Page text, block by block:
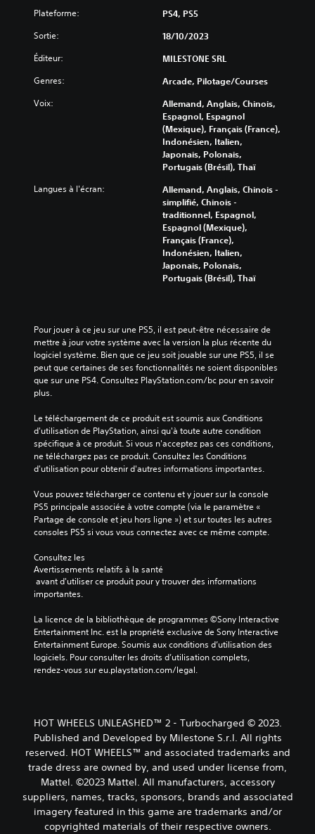
Plateforme: PS4, PS5
Sortie: 18/10/2023
Éditeur: MILESTONE SRL
Genres: Arcade, Pilotage/Courses
Voix:
Allemand, Anglais, Chinois,
Espagnol, Espagnol
(Mexique), Français (France),
Indonésien, Italien,
Japonais, Polonais,
Portugais (Brésil), Thaï
Langues à l'écran:
Allemand, Anglais, Chinois -
simplifié, Chinois -
traditionnel, Espagnol,
Espagnol (Mexique),
Français (France),
Indonésien, Italien,
Japonais, Polonais,
Portugais (Brésil), Thaï
Pour jouer à ce jeu sur une PS5, il est peut-être nécessaire de
mettre à jour votre système avec la version la plus récente du
logiciel système. Bien que ce jeu soit jouable sur une PS5, il se
peut que certaines de ses fonctionnalités ne soient disponibles
que sur une PS4. Consultez PlayStation.com/bc pour en savoir
plus.
Le téléchargement de ce produit est soumis aux Conditions
d'utilisation de PlayStation, ainsi qu'à toute autre condition
spécifique à ce produit. Si vous n'acceptez pas ces conditions,
ne téléchargez pas ce produit. Consultez les Conditions
d'utilisation pour obtenir d'autres informations importantes.
Vous pouvez télécharger ce contenu et y jouer sur la console
PS5 principale associée à votre compte (via le paramètre «
Partage de console et jeu hors ligne ») et sur toutes les autres
consoles PS5 si vous vous connectez avec ce même compte.
Consultez les
Avertissements relatifs à la santé
importantes.
La licence de la bibliothèque de programmes ©Sony Interactive
Entertainment Inc. est la propriété exclusive de Sony Interactive
Entertainment Europe. Soumis aux conditions d’utilisation des
logiciels. Pour consulter les droits d’utilisation complets,
rendez-vous sur eu.playstation.com/legal.
HOT WHEELS UNLEASHED™ 2 - Turbocharged © 2023.
Published and Developed by Milestone S.r.l. All rights
reserved. HOT WHEELS™ and associated trademarks and
trade dress are owned by, and used under license from,
Mattel. ©2023 Mattel. All manufacturers, accessory
suppliers, names, tracks, sponsors, brands and associated
imagery featured in this game are trademarks and/or
copyrighted materials of their respective owners.